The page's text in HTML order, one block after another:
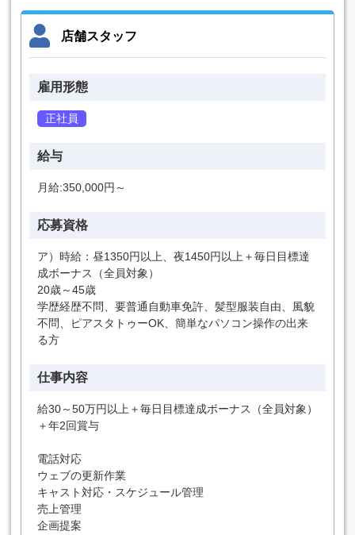
店舗スタッフ
雇用形態
正社員
給与
月給:350,000円～
応募資格
ア）時給：昼1350円以上、夜1450円以上＋毎日目標達
成ボーナス（全員対象）
20歳～45歳
学歴経歴不問、要普通自動車免許、髪型服装自由、風貌
不問、ピアスタトゥーOK、簡単なパソコン操作の出来
る方
仕事内容
給30～50万円以上＋毎日目標達成ボーナス（全員対象）
＋年2回賞与
電話対応
ウェブの更新作業
キャスト対応・スケジュール管理
売上管理
企画提案